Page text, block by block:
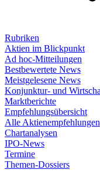
Rubriken
Aktien im Blickpunkt
Ad hoc-Mitteilungen
Bestbewertete News
Meistgelesene News
Konjunktur- und
Marktberichte
Empfehlungsübersicht
Alle Aktienempfehlungen
Chartanalysen
IPO-News
Termine
Themen-Dossiers